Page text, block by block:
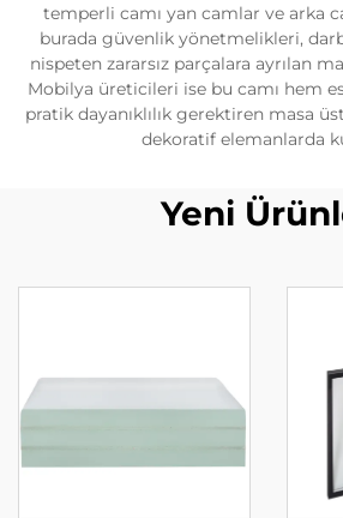
temperli camı yan camlar ve arka
burada güvenlik yönetmelikleri,
nispeten zararsız parçalara ayrılan
Mobilya üreticileri ise bu camı hem
pratik dayanıklılık gerektiren masa
dekoratif elemanlarda
Yeni